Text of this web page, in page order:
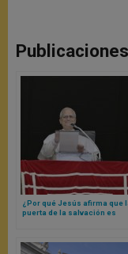
¿Por qué Jesús afirma que
puerta de la salvación es